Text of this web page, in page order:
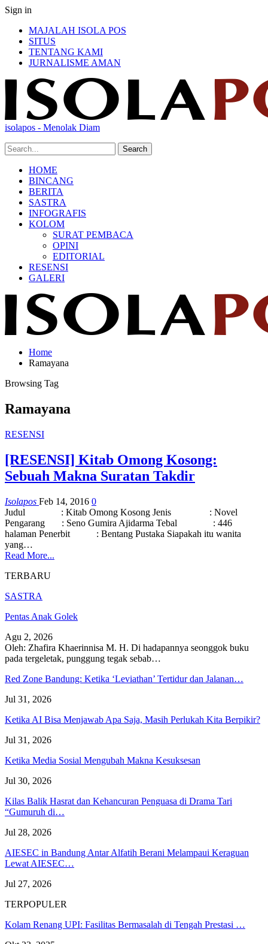
Sign in
MAJALAH ISOLA POS
SITUS
TENTANG KAMI
JURNALISME AMAN
isolapos - Menolak Diam
HOME
BINCANG
BERITA
SASTRA
INFOGRAFIS
KOLOM
SURAT PEMBACA
OPINI
EDITORIAL
RESENSI
GALERI
Home
Ramayana
Browsing Tag
Ramayana
RESENSI
[RESENSI] Kitab Omong Kosong:
Sebuah Makna Suratan Takdir
Isolapos Feb 14, 2016 0
Judul : Kitab Omong Kosong Jenis : Novel
Pengarang : Seno Gumira Ajidarma Tebal : 446
halaman Penerbit : Bentang Pustaka Siapakah itu wanita
yang…
Read More...
TERBARU
SASTRA
Pentas Anak Golek
Agu 2, 2026
Oleh: Zhafira Khaerinnisa M. H. Di hadapannya seonggok buku
pada tergeletak, punggung tegak sebab…
Red Zone Bandung: Ketika ‘Leviathan’ Tertidur dan Jalanan…
Jul 31, 2026
Ketika AI Bisa Menjawab Apa Saja, Masih Perlukah Kita Berpikir?
Jul 31, 2026
Ketika Media Sosial Mengubah Makna Kesuksesan
Jul 30, 2026
Kilas Balik Hasrat dan Kehancuran Penguasa di Drama Tari
“Gumuruh di…
Jul 28, 2026
AIESEC in Bandung Antar Alfatih Berani Melampaui Keraguan
Lewat AIESEC…
Jul 27, 2026
TERPOPULER
Kolam Renang UPI: Fasilitas Bermasalah di Tengah Prestasi …